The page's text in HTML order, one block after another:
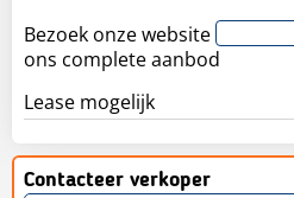
Bezoek onze website
ons complete aanbod
Lease mogelijk
Contacteer verkoper